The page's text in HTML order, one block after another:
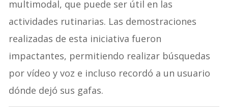
multimodal, que puede ser útil en las
actividades rutinarias. Las demostraciones
realizadas de esta iniciativa fueron
impactantes, permitiendo realizar búsquedas
por vídeo y voz e incluso recordó a un usuario
dónde dejó sus gafas.